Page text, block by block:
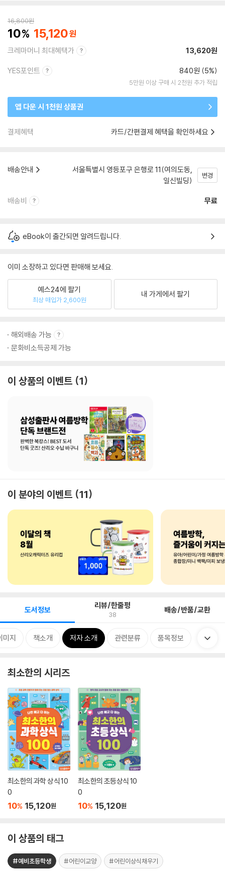
16,800원
10 15,120
크레마머니 최대혜택가 13,620원
YES포인트 840원 (5%)
5만원 이상 구매 시 2천원 추가 적립
앱 다운 시 1천원 상품권
결제혜택 카드/간편결제 혜택을 확인하세요
배송안내
서울특별시 영등포구 은행로 11(여의도동,
일신빌딩)
변경
배송비 무료
eBook이 출간되면 알려드립니다.
이미 소장하고 있다면 판매해 보세요.
예스24에 팔기
최상 매입가 2,600원
내 가게에서 팔기
해외배송 가능
문화비소득공제 가능
이 상품의 이벤트 1
이 분야의 이벤트 11
도서정보 리뷰/한줄평
38 배송/반품/교환
미지 책소개 저자 소개 관련분류 품목정보
최소한의 시리즈
최소한의 과학 상식 10
0
10% 15,120원
최소한의 초등상식 10
0
10% 15,120원
이 상품의 태그
#예비초등학생 #어린이교양 #어린이상식채우기